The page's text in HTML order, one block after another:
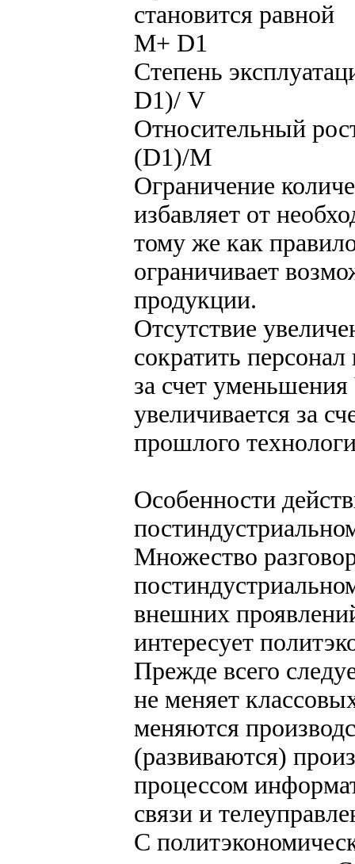
становится равной
М+ D1
Степень
D1)/ V
Относительный
(D1)/М
Ограничение
избавляет от
тому же как
ограничивает
продукции.
Отсутствие
сократить
за счет
увеличивается за
прошлого
Особенности
Множество
внешних
интересует
Прежде всего
не меняет
меняются
(развиваются)
процессом
связи и
С